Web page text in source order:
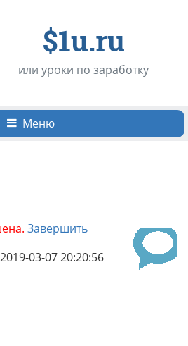
$1u.ru
или уроки по заработку
Меню
Завершить
2019-03-07 20:20:56